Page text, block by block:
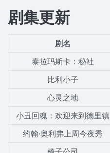
剧集更新
剧名
泰拉玛斯卡：秘社
比利小子
心灵之地
小丑回魂：欢迎来到德里镇
约翰·奥利弗上周今夜秀